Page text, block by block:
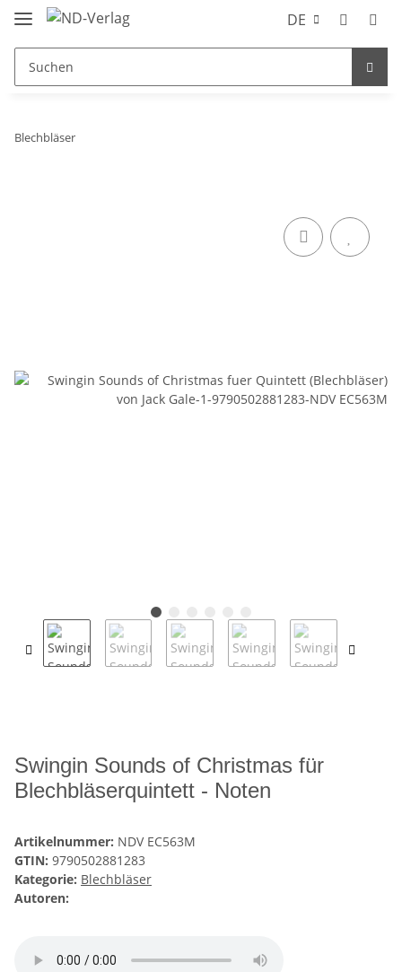
DE
Blechbläser
Swingin Sounds of Christmas für
Blechbläserquintett - Noten
Artikelnummer: NDV EC563M
GTIN: 9790502881283
Kategorie: Blechbläser
Autoren: